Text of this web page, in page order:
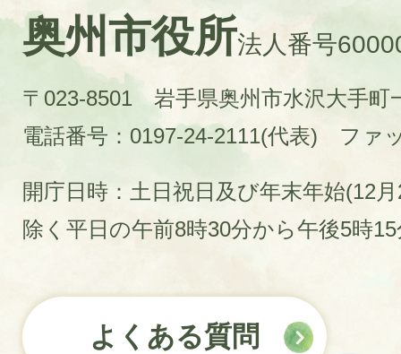
奥州市役所法人番号
〒023-8501 岩手県奥州市水沢大手町
電話番号：0197-24-2111(代表)
ファ
開庁日時：土日祝日及び年末年始(12
除く平日の午前8時30分から午後5時
よくある質問